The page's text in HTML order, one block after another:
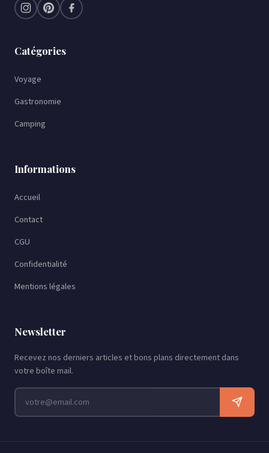
Catégories
Voyage
Gastronomie
Camping
Informations
Accueil
Contact
CGU
Confidentialité
Mentions légales
Newsletter
Recevez nos derniers articles et bons plans directement dans
votre boîte mail.